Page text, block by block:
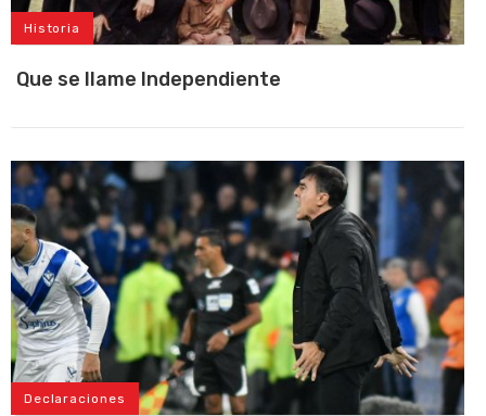
Historia
Que se llame Independiente
Declaraciones